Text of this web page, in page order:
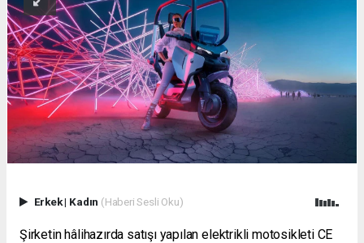
Erkek| Kadın (Haberi Sesli Oku)
Şirketin hâlihazırda satışı yapılan elektrikli motosikleti CE